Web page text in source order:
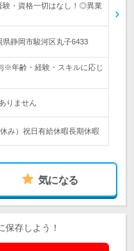
・資格一切はなし！◎異業
県静岡市駿河区丸子6433
※年齢・経験・スキルに応じ
りません
み）祝日有給休暇長期休暇
気になる
保存しよう！